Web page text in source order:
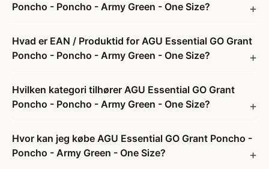
Poncho - Poncho - Army Green - One Size?
Hvad er EAN / Produktid for AGU Essential GO Grant
Poncho - Poncho - Army Green - One Size?
Hvilken kategori tilhører AGU Essential GO Grant
Poncho - Poncho - Army Green - One Size?
Hvor kan jeg købe AGU Essential GO Grant Poncho -
Poncho - Army Green - One Size?